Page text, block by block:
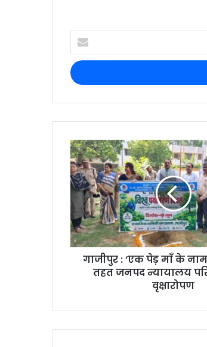
गाजीपुर : ‘एक पेड़ माँ के
तहत जनपद न्यायालय
वृक्षारोपण